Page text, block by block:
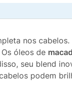
nos cabelos.
óleos de
seu blend
podem